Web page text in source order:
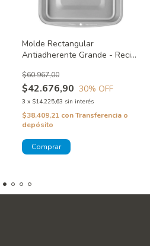
Molde Rectangular
Antiadherente Grande - Recipe
$42.676,90
$60.967,00
30% OFF
3 x $14.225,63 sin interés
$38.409,21 conTransferencia o
depósito